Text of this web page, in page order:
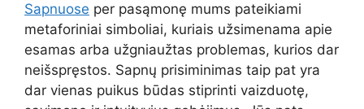
Sapnuose per pasąmonę mums pateikiami
metaforiniai simboliai, kuriais užsimenama apie
esamas arba užgniaužtas problemas, kurios dar
neišspręstos. Sapnų prisiminimas taip pat yra
dar vienas puikus būdas stiprinti vaizduotę,